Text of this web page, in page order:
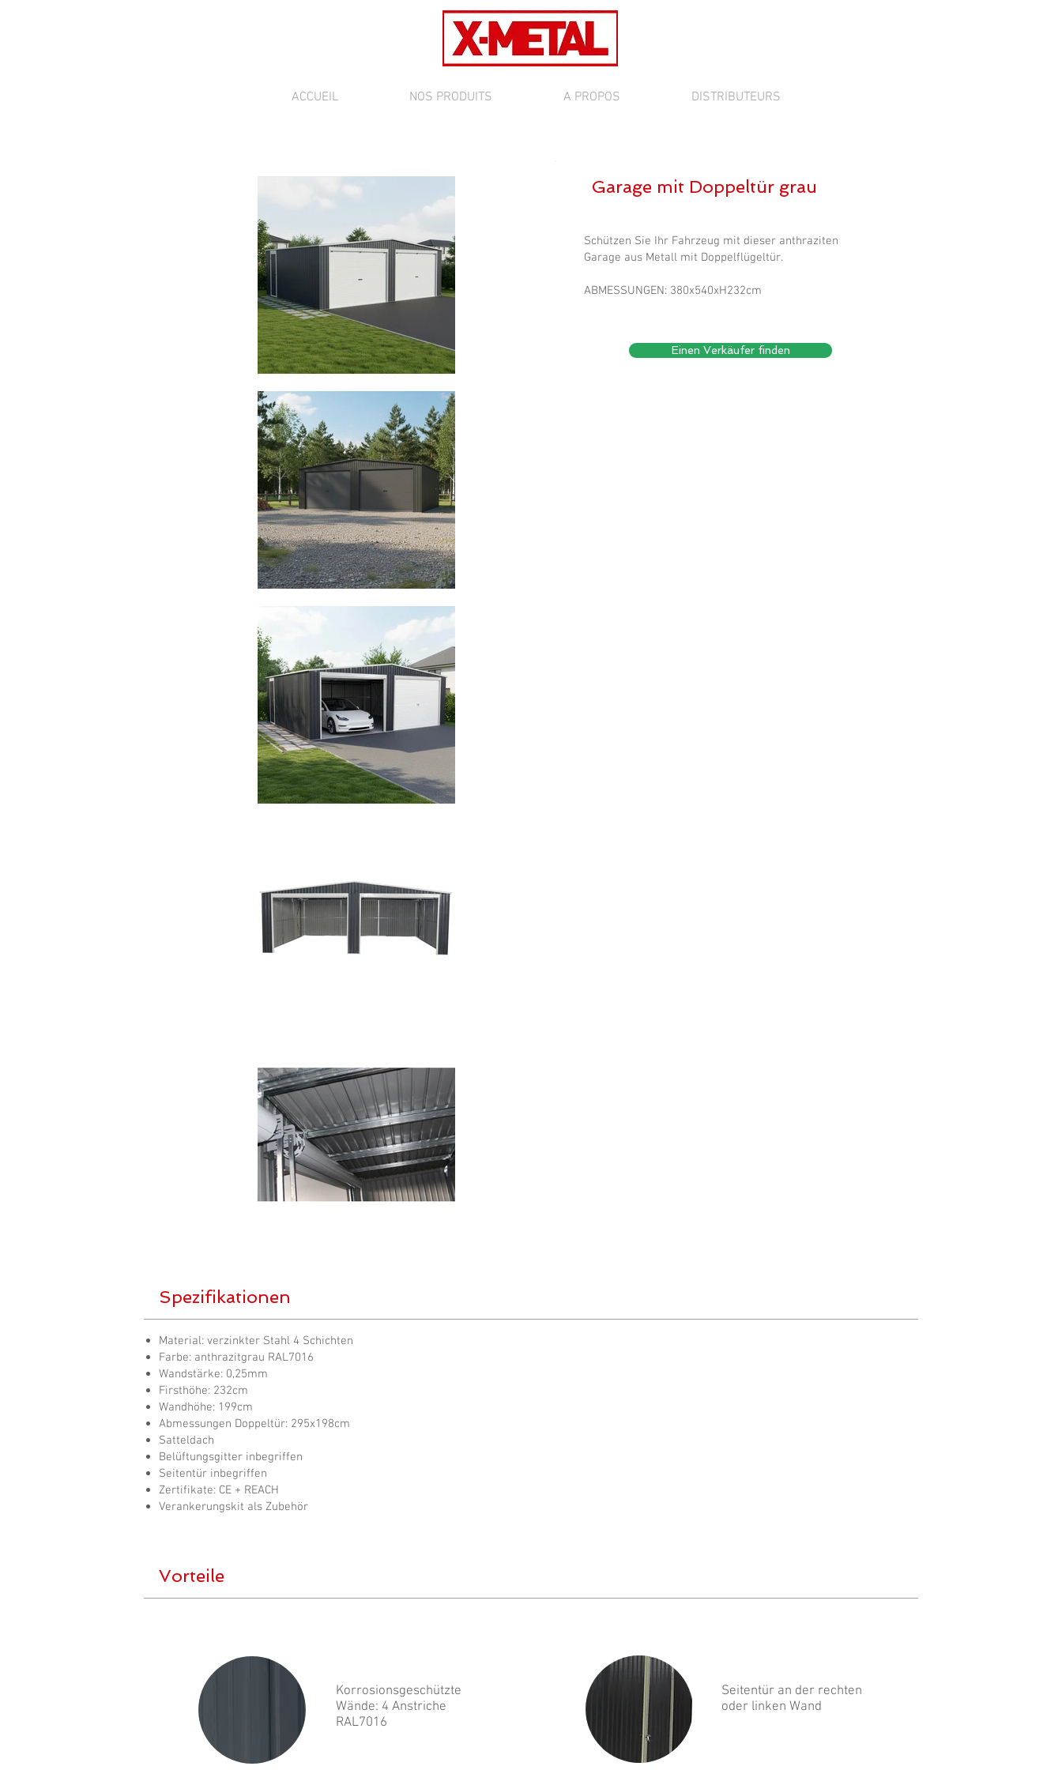
ACCUEIL NOS PRODUITS A PROPOS DISTRIBUTEURS
Garage mit Doppeltür grau
Schützen Sie Ihr Fahrzeug mit dieser anthraziten
Garage aus Metall mit Doppelflügeltür.
ABMESSUNGEN: 380x540xH232cm
Einen Verkäufer finden
Spezifikationen
Material: verzinkter Stahl 4 Schichten
Farbe: anthrazitgrau RAL7016
Wandstärke: 0,25mm
Firsthöhe: 232cm
Wandhöhe: 199cm
Abmessungen Doppeltür: 295x198cm
Satteldach
Belüftungsgitter inbegriffen
Seitentür inbegriffen
Zertifikate: CE + REACH
Verankerungskit als Zubehör
Vorteile
Korrosionsgeschützte
Wände: 4 Anstriche
RAL7016
Seitentür an der rechten
oder linken Wand